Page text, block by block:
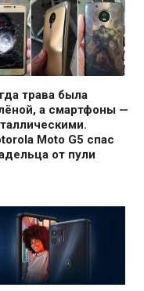
трава была
а смартфоны —
Moto G5 спас
от пули